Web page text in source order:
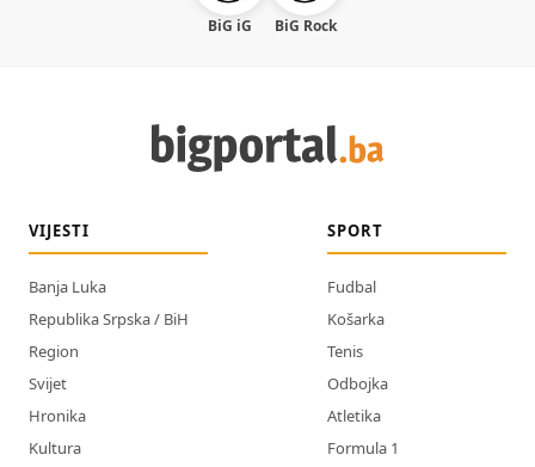
BiG iG BiG Rock
VIJESTI
Banja Luka
Republika Srpska / BiH
Region
Svijet
Hronika
Kultura
SPORT
Fudbal
Košarka
Tenis
Odbojka
Atletika
Formula 1